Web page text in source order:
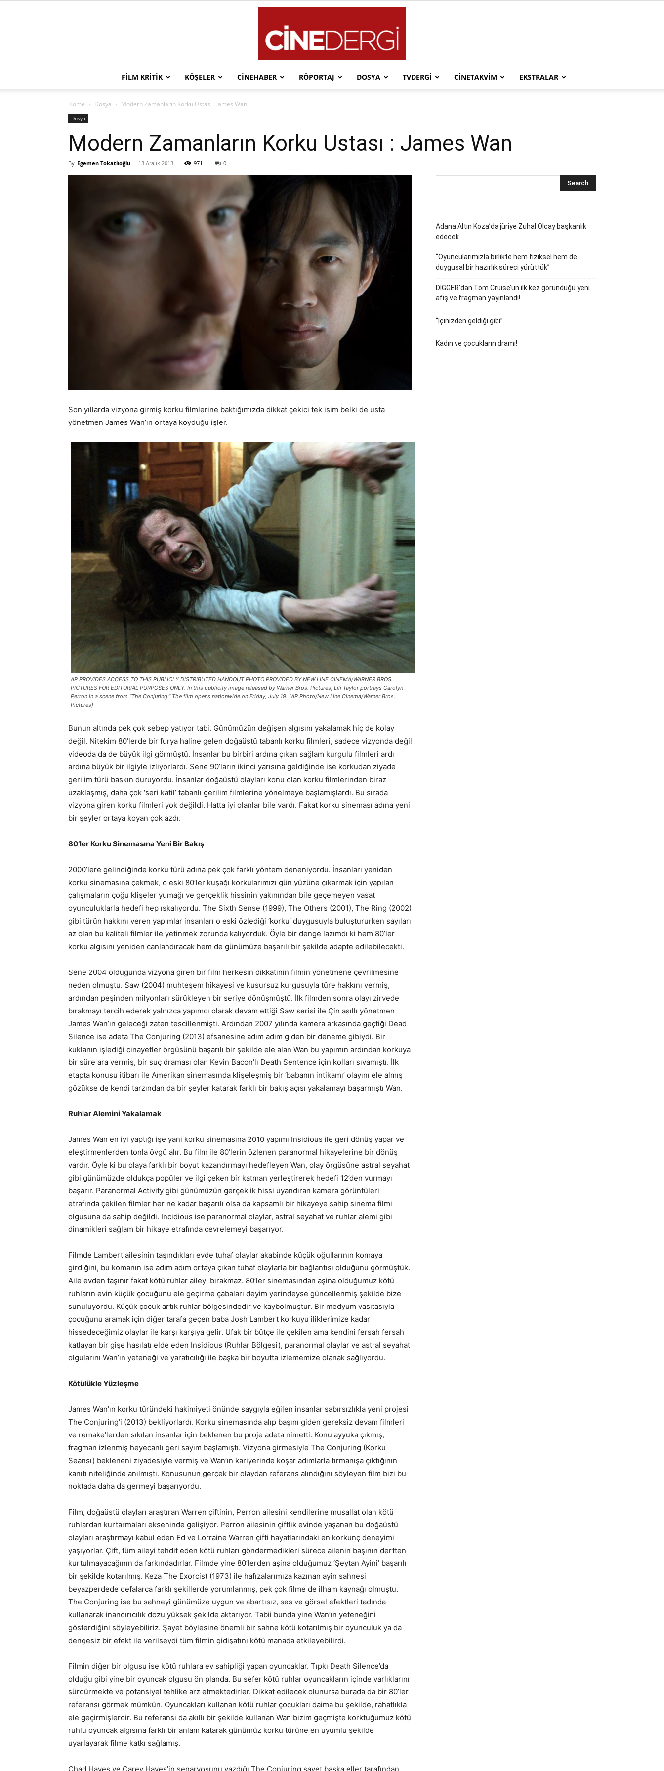
FILM KRITIK KÖŞELER CINEHABER RÖPORTAJ DOSYA TVDERGI CINETAKVIM EKSTRALAR
Home Dosya Modern Zamanların Korku Ustası : James Wan
Dosya
Modern Zamanların Korku Ustası : James Wan
By Egemen Tokatlıoğlu - 13 Aralık 2013 971 0
Son yıllarda vizyona girmiş korku filmlerine baktığımızda dikkat çekici tek isim belki de usta
yönetmen James Wan’ın ortaya koyduğu işler.
AP PROVIDES ACCESS TO THIS PUBLICLY DISTRIBUTED HANDOUT PHOTO PROVIDED BY NEW LINE CINEMA/WARNER BROS.
PICTURES FOR EDITORIAL PURPOSES ONLY. In this publicity image released by Warner Bros. Pictures, Lili Taylor portrays Carolyn
Perron in a scene from “The Conjuring.” The film opens nationwide on Friday, July 19. (AP Photo/New Line Cinema/Warner Bros.
Pictures)
Bunun altında pek çok sebep yatıyor tabi. Günümüzün değişen algısını yakalamak hiç de kolay
değil. Nitekim 80’lerde bir furya haline gelen doğaüstü tabanlı korku filmleri, sadece vizyonda değil
videoda da de büyük ilgi görmüştü. İnsanlar bu birbiri ardına çıkan sağlam kurgulu filmleri ardı
ardına büyük bir ilgiyle izliyorlardı. Sene 90’ların ikinci yarısına geldiğinde ise korkudan ziyade
gerilim türü baskın duruyordu. İnsanlar doğaüstü olayları konu olan korku filmlerinden biraz
uzaklaşmış, daha çok ‘seri katil’ tabanlı gerilim filmlerine yönelmeye başlamışlardı. Bu sırada
vizyona giren korku filmleri yok değildi. Hatta iyi olanlar bile vardı. Fakat korku sineması adına yeni
bir şeyler ortaya koyan çok azdı.
80’ler Korku Sinemasına Yeni Bir Bakış
2000’lere gelindiğinde korku türü adına pek çok farklı yöntem deneniyordu. İnsanları yeniden
korku sinemasına çekmek, o eski 80’ler kuşağı korkularımızı gün yüzüne çıkarmak için yapılan
çalışmaların çoğu klişeler yumağı ve gerçeklik hissinin yakınından bile geçemeyen vasat
oyunculuklarla hedefi hep ıskalıyordu. The Sixth Sense (1999), The Others (2001), The Ring (2002)
gibi türün hakkını veren yapımlar insanları o eski özlediği ‘korku’ duygusuyla buluştururken sayıları
az olan bu kaliteli filmler ile yetinmek zorunda kalıyorduk. Öyle bir denge lazımdı ki hem 80’ler
korku algısını yeniden canlandıracak hem de günümüze başarılı bir şekilde adapte edilebilecekti.
Sene 2004 olduğunda vizyona giren bir film herkesin dikkatinin filmin yönetmene çevrilmesine
neden olmuştu. Saw (2004) muhteşem hikayesi ve kusursuz kurgusuyla türe hakkını vermiş,
ardından peşinden milyonları sürükleyen bir seriye dönüşmüştü. İlk filmden sonra olayı zirvede
bırakmayı tercih ederek yalnızca yapımcı olarak devam ettiği Saw serisi ile Çin asıllı yönetmen
James Wan’ın geleceği zaten tescillenmişti. Ardından 2007 yılında kamera arkasında geçtiği Dead
Silence ise adeta The Conjuring (2013) efsanesine adım adım giden bir deneme gibiydi. Bir
kuklanın işlediği cinayetler örgüsünü başarılı bir şekilde ele alan Wan bu yapımın ardından korkuya
bir süre ara vermiş, bir suç draması olan Kevin Bacon’lı Death Sentence için kolları sıvamıştı. İlk
etapta konusu itibarı ile Amerikan sinemasında klişeleşmiş bir ‘babanın intikamı’ olayını ele almış
gözükse de kendi tarzından da bir şeyler katarak farklı bir bakış açısı yakalamayı başarmıştı Wan.
Ruhlar Alemini Yakalamak
James Wan en iyi yaptığı işe yani korku sinemasına 2010 yapımı Insidious ile geri dönüş yapar ve
eleştirmenlerden tonla övgü alır. Bu film ile 80’lerin özlenen paranormal hikayelerine bir dönüş
vardır. Öyle ki bu olaya farklı bir boyut kazandırmayı hedefleyen Wan, olay örgüsüne astral seyahat
gibi günümüzde oldukça popüler ve ilgi çeken bir katman yerleştirerek hedefi 12’den vurmayı
başarır. Paranormal Activity gibi günümüzün gerçeklik hissi uyandıran kamera görüntüleri
etrafında çekilen filmler her ne kadar başarılı olsa da kapsamlı bir hikayeye sahip sinema filmi
olgusuna da sahip değildi. Incidious ise paranormal olaylar, astral seyahat ve ruhlar alemi gibi
dinamikleri sağlam bir hikaye etrafında çevrelemeyi başarıyor.
Filmde Lambert ailesinin taşındıkları evde tuhaf olaylar akabinde küçük oğullarının komaya
girdiğini, bu komanın ise adım adım ortaya çıkan tuhaf olaylarla bir bağlantısı olduğunu görmüştük.
Aile evden taşınır fakat kötü ruhlar aileyi bırakmaz. 80’ler sinemasından aşina olduğumuz kötü
ruhların evin küçük çocuğunu ele geçirme çabaları deyim yerindeyse güncellenmiş şekilde bize
sunuluyordu. Küçük çocuk artık ruhlar bölgesindedir ve kaybolmuştur. Bir medyum vasıtasıyla
çocuğunu aramak için diğer tarafa geçen baba Josh Lambert korkuyu iliklerimize kadar
hissedeceğimiz olaylar ile karşı karşıya gelir. Ufak bir bütçe ile çekilen ama kendini fersah fersah
katlayan bir gişe hasılatı elde eden Insidious (Ruhlar Bölgesi), paranormal olaylar ve astral seyahat
olgularını Wan’ın yeteneği ve yaratıcılığı ile başka bir boyutta izlememize olanak sağlıyordu.
Kötülükle Yüzleşme
James Wan’ın korku türündeki hakimiyeti önünde saygıyla eğilen insanlar sabırsızlıkla yeni projesi
The Conjuring’i (2013) bekliyorlardı. Korku sinemasında alıp başını giden gereksiz devam filmleri
ve remake’lerden sıkılan insanlar için beklenen bu proje adeta nimetti. Konu ayyuka çıkmış,
fragman izlenmiş heyecanlı geri sayım başlamıştı. Vizyona girmesiyle The Conjuring (Korku
Seansı) bekleneni ziyadesiyle vermiş ve Wan’ın kariyerinde koşar adımlarla tırmanışa çıktığının
kanıtı niteliğinde anılmıştı. Konusunun gerçek bir olaydan referans alındığını söyleyen film bizi bu
noktada daha da germeyi başarıyordu.
Film, doğaüstü olayları araştıran Warren çiftinin, Perron ailesini kendilerine musallat olan kötü
ruhlardan kurtarmaları ekseninde gelişiyor. Perron ailesinin çiftlik evinde yaşanan bu doğaüstü
olayları araştırmayı kabul eden Ed ve Lorraine Warren çifti hayatlarındaki en korkunç deneyimi
yaşıyorlar. Çift, tüm aileyi tehdit eden kötü ruhları göndermedikleri sürece ailenin başının dertten
kurtulmayacağının da farkındadırlar. Filmde yine 80’lerden aşina olduğumuz ‘Şeytan Ayini’ başarılı
bir şekilde kotarılmış. Keza The Exorcist (1973) ile hafızalarımıza kazınan ayin sahnesi
beyazperdede defalarca farklı şekillerde yorumlanmış, pek çok filme de ilham kaynağı olmuştu.
The Conjuring ise bu sahneyi günümüze uygun ve abartısız, ses ve görsel efektleri tadında
kullanarak inandırıcılık dozu yüksek şekilde aktarıyor. Tabii bunda yine Wan’ın yeteneğini
gösterdiğini söyleyebiliriz. Şayet böylesine önemli bir sahne kötü kotarılmış bir oyunculuk ya da
dengesiz bir efekt ile verilseydi tüm filmin gidişatını kötü manada etkileyebilirdi.
Filmin diğer bir olgusu ise kötü ruhlara ev sahipliği yapan oyuncaklar. Tıpkı Death Silence’da
olduğu gibi yine bir oyuncak olgusu ön planda. Bu sefer kötü ruhlar oyuncakların içinde varlıklarını
sürdürmekte ve potansiyel tehlike arz etmektedirler. Dikkat edilecek olunursa burada da bir 80’ler
referansı görmek mümkün. Oyuncakları kullanan kötü ruhlar çocukları daima bu şekilde, rahatlıkla
ele geçirmişlerdir. Bu referansı da akıllı bir şekilde kullanan Wan bizim geçmişte korktuğumuz kötü
ruhlu oyuncak algısına farklı bir anlam katarak günümüz korku türüne en uyumlu şekilde
uyarlayarak filme katkı sağlamış.
Chad Hayes ve Carey Hayes’in senaryosunu yazdığı The Conjuring şayet başka eller tarafından
Adana Altın Koza’da jüriye Zuhal Olcay başkanlık
edecek
“Oyuncularımızla birlikte hem fiziksel hem de
duygusal bir hazırlık süreci yürüttük”
DIGGER’dan Tom Cruise’un ilk kez göründüğü yeni
afiş ve fragman yayınlandı!
“İçinizden geldiği gibi”
Kadın ve çocukların dramı!